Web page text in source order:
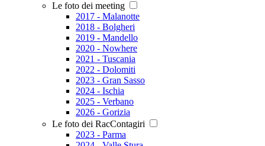
Le foto dei meeting
2017 - Malanotte
2018 - Bolgheri
2019 - Mandello
2020 - Nowhere
2021 - Tuscania
2022 - Dolomiti
2023 - Gran Sasso
2024 - Ischia
2025 - Verbano
2026 - Gorizia
Le foto dei RacContagiri
2023 - Parma